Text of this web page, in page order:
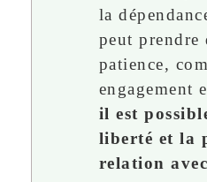
la
peut prendre
patience,
engagement
il est
liberté et la
relation